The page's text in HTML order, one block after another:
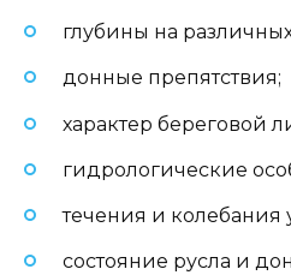
глубины на различных
донные препятствия;
характер береговой
гидрологические
течения и колебания
состояние русла и